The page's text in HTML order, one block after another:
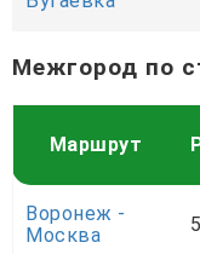
Межгород по
Маршрут
Воронеж -
Москва